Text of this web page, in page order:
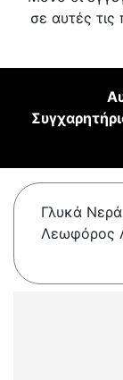
σε αυτές τις
Γλυκά Νερά
Λεωφόρος